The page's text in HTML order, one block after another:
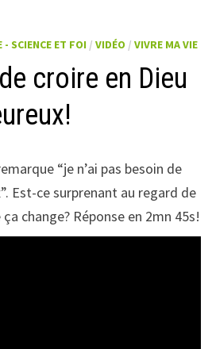
SCIENCE ET FOI /VIDÉO /VIVRE MA VIE
croire en Dieu
“je n’ai pas besoin de
Est-ce surprenant au regard de
change? Réponse en 2mn 45s!